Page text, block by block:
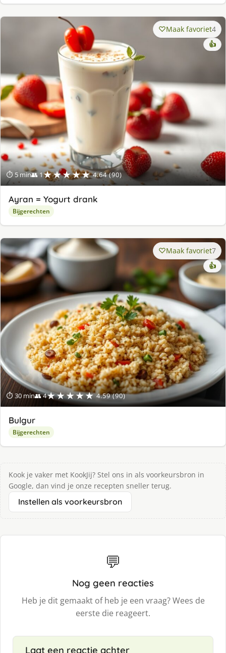
⏱ 5 min👥 1★★★★★ 4.64 (90)
Maak favoriet4
👍
Ayran = Yogurt drank
Bijgerechten
⏱ 30 min👥 4★★★★★ 4.59 (90)
Maak favoriet7
👍
Bulgur
Bijgerechten
Kook je vaker met KookJij? Stel ons in als voorkeursbron in
Google, dan vind je onze recepten sneller terug.
Instellen als voorkeursbron
💬
Nog geen reacties
Heb je dit gemaakt of heb je een vraag? Wees de
eerste die reageert.
Laat een reactie achter